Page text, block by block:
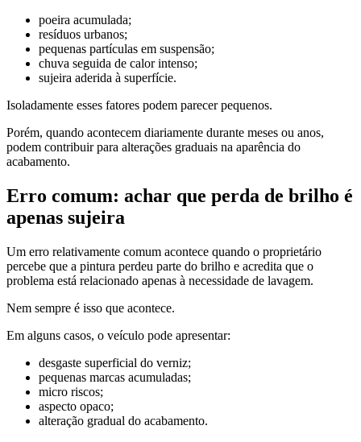
poeira acumulada;
resíduos urbanos;
pequenas partículas em suspensão;
chuva seguida de calor intenso;
sujeira aderida à superfície.
Isoladamente esses fatores podem parecer pequenos.
Porém, quando acontecem diariamente durante meses ou anos,
podem contribuir para alterações graduais na aparência do
acabamento.
Erro comum: achar que perda de brilho é
apenas sujeira
Um erro relativamente comum acontece quando o proprietário
percebe que a pintura perdeu parte do brilho e acredita que o
problema está relacionado apenas à necessidade de lavagem.
Nem sempre é isso que acontece.
Em alguns casos, o veículo pode apresentar:
desgaste superficial do verniz;
pequenas marcas acumuladas;
micro riscos;
aspecto opaco;
alteração gradual do acabamento.